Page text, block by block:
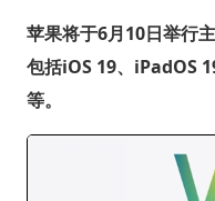
苹果将于6月10日举行
包括iOS 19、iPadOS
等。